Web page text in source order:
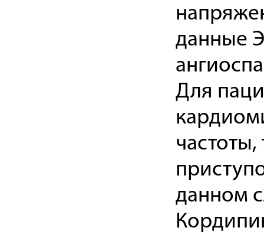
данные
Для
данном